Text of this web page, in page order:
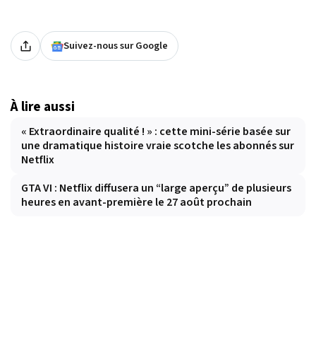
Suivez-nous sur Google
À lire aussi
« Extraordinaire qualité ! » : cette mini-série basée sur
une dramatique histoire vraie scotche les abonnés sur
Netflix
GTA VI : Netflix diffusera un “large aperçu” de plusieurs
heures en avant-première le 27 août prochain